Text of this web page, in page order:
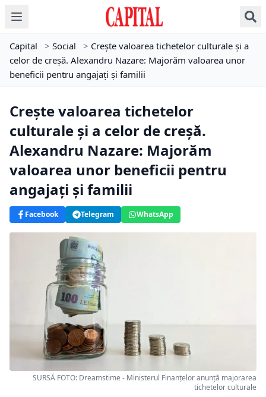
Capital > Social > Creşte valoarea tichetelor culturale şi a
celor de creşă. Alexandru Nazare: Majorăm valoarea unor
beneficii pentru angajaţi şi familii
Creşte valoarea tichetelor
culturale şi a celor de creşă.
Alexandru Nazare: Majorăm
valoarea unor beneficii pentru
angajaţi şi familii
Facebook Telegram WhatsApp
SURSĂ FOTO: Dreamstime - Ministerul Finanțelor anunță majorarea
tichetelor culturale